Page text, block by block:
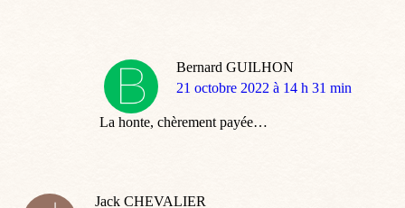
Bernard GUILHON
dit
21 octobre 2022 à 14 h 31 min
La honte, chèrement payée…
Jack CHEVALIER